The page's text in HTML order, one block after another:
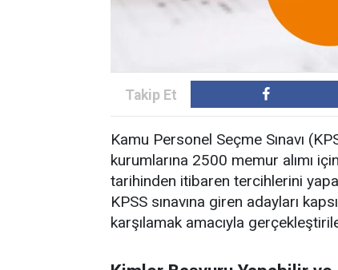
Kamu Personel Seçme Sınavı
kurumlarına 2500 memur alımı
tarihinden itibaren tercihlerini
KPSS sınavına giren adayları
karşılamak amacıyla